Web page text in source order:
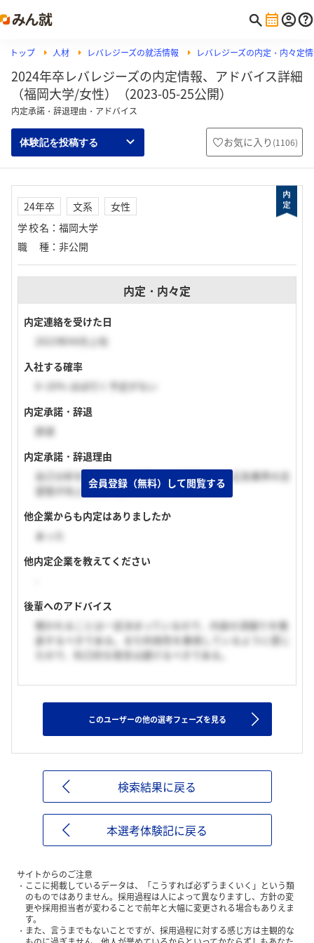
トップ 人材 レバレジーズの就活情報 レバレジーズの内定・内々定
2024年卒レバレジーズの内定情報、アドバイス詳細
（福岡大学/女性）（2023-05-25公開）
内定承諾・辞退理由・アドバイス
体験記を投稿する お気に入り (1106)
24年卒 文系
女性
学校名 ： 福岡大学
職種 ： 非公開
内定・内々定
内定連絡を受けた日
2023年04月上旬
入社する確率
0~20% ほぼ行く予定がない
内定承諾・辞退
辞退
内定承諾・辞退理由
自己分析を再度行った結果、人材業界よりも広告業界の志
望度が向上したから。
他企業からも内定はありましたか
あった
他内定企業を教えてください
後輩へのアドバイス
聞かれることは一定決まっているので、内容の深掘りを徹
底するべきである。また利他性を重視しているように感じ
たので、利己的な発言は避けるべきである。
会員登録（無料）して閲覧する
このユーザーの他の選考フェーズを見る
検索結果に戻る
本選考体験記に戻る
サイトからのご注意
ここに掲載しているデータは、「こうすれば必ずうまくいく」という類
のものではありません。採用過程は人によって異なりますし、方針の変
更や採用担当者が変わることで前年と大幅に変更される場合もありえま
す。
また、言うまでもないことですが、採用過程に対する感じ方は主観的な